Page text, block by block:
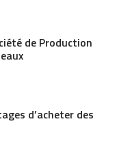
de Production
d’acheter des